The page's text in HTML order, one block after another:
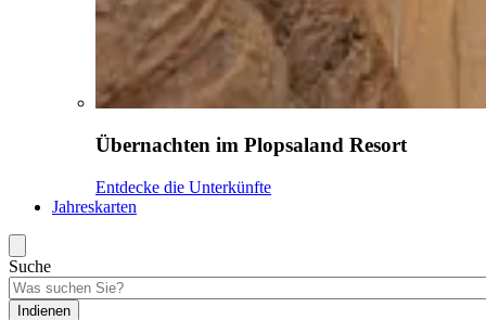
Übernachten im Plopsaland Resort
Entdecke die Unterkünfte
Jahreskarten
Suche
Indienen